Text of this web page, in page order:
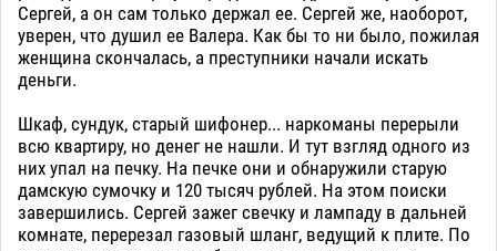
Сергей, а он сам только держал ее. Сергей же, наоборот,
уверен, что душил ее Валера. Как бы то ни было, пожилая
женщина скончалась, а преступники начали искать
деньги.
Шкаф, сундук, старый шифонер... наркоманы перерыли
всю квартиру, но денег не нашли. И тут взгляд одного из
них упал на печку. На печке они и обнаружили старую
дамскую сумочку и 120 тысяч рублей. На этом поиски
завершились. Сергей зажег свечку и лампаду в дальней
комнате, перерезал газовый шланг, ведущий к плите. По